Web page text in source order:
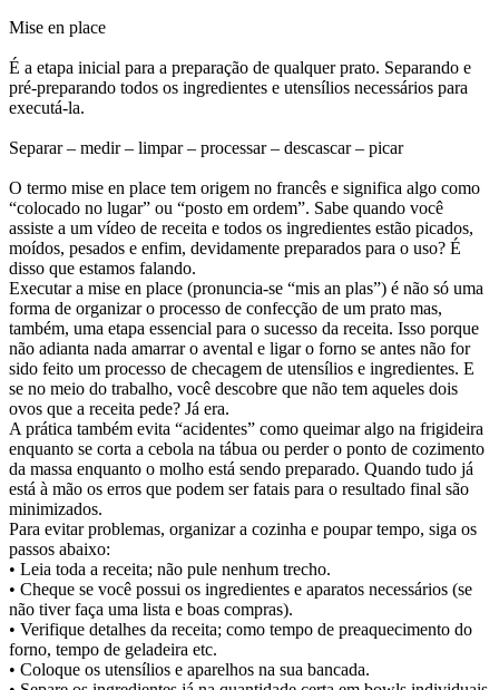
Mise en place
É a etapa inicial para a preparação de qualquer prato. Separando e
pré-preparando todos os ingredientes e utensílios necessários para
executá-la.
Separar – medir – limpar – processar – descascar – picar
O termo mise en place tem origem no francês e significa algo como
“colocado no lugar” ou “posto em ordem”. Sabe quando você
assiste a um vídeo de receita e todos os ingredientes estão picados,
moídos, pesados e enfim, devidamente preparados para o uso? É
disso que estamos falando.
Executar a mise en place (pronuncia-se “mis an plas”) é não só uma
forma de organizar o processo de confecção de um prato mas,
também, uma etapa essencial para o sucesso da receita. Isso porque
não adianta nada amarrar o avental e ligar o forno se antes não for
sido feito um processo de checagem de utensílios e ingredientes. E
se no meio do trabalho, você descobre que não tem aqueles dois
ovos que a receita pede? Já era.
A prática também evita “acidentes” como queimar algo na frigideira
enquanto se corta a cebola na tábua ou perder o ponto de cozimento
da massa enquanto o molho está sendo preparado. Quando tudo já
está à mão os erros que podem ser fatais para o resultado final são
minimizados.
Para evitar problemas, organizar a cozinha e poupar tempo, siga os
passos abaixo:
• Leia toda a receita; não pule nenhum trecho.
• Cheque se você possui os ingredientes e aparatos necessários (se
não tiver faça uma lista e boas compras).
• Verifique detalhes da receita; como tempo de preaquecimento do
forno, tempo de geladeira etc.
• Coloque os utensílios e aparelhos na sua bancada.